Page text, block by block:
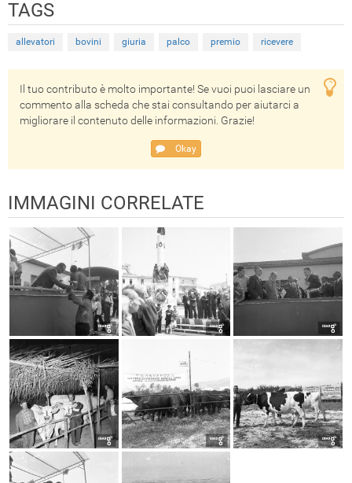
TAGS
allevatori bovini giuria palco premio ricevere
Il tuo contributo è molto importante! Se vuoi puoi lasciare un
commento alla scheda che stai consultando per aiutarci a
migliorare il contenuto delle informazioni. Grazie!
Okay
IMMAGINI CORRELATE